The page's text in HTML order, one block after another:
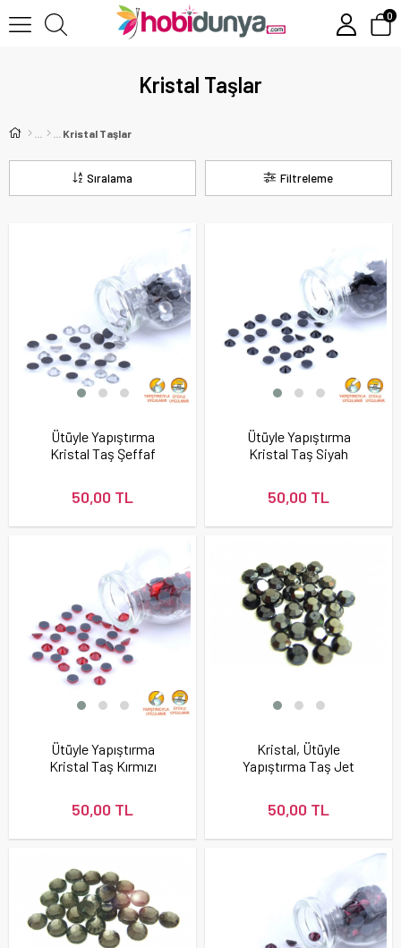
0
Kristal Taşlar
Kristal Taşlar
Filtreleme
Sıralama
Ütüyle Yapıştırma
Kristal Taş Şeffaf
50,00 TL
Ütüyle Yapıştırma
Kristal Taş Siyah
50,00 TL
Ütüyle Yapıştırma
Kristal Taş Kırmızı
50,00 TL
Kristal, Ütüyle
Yapıştırma Taş Jet
50,00 TL